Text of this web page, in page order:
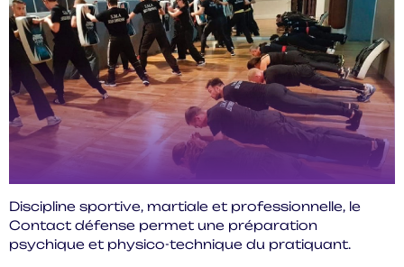
Discipline sportive, martiale et professionnelle, le
Contact défense permet une préparation
psychique et physico-technique du pratiquant.